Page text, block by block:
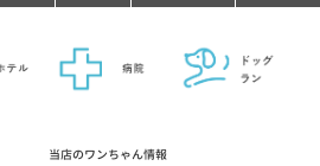
当店のワンちゃん情報